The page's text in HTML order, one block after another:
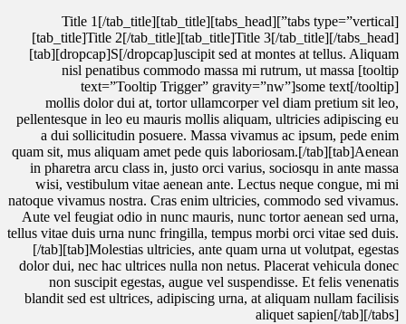
[tabs type=”vertical”][tabs_head][tab_title]Title 1[/tab_title]
[tab_title]Title 2[/tab_title][tab_title]Title 3[/tab_title][/tabs_head]
[tab][dropcap]S[/dropcap]uscipit sed at montes at tellus. Aliquam
nisl penatibus commodo massa mi rutrum, ut massa [tooltip
text=”Tooltip Trigger” gravity=”nw”]some text[/tooltip]
mollis dolor dui at, tortor ullamcorper vel diam pretium sit leo,
pellentesque in leo eu mauris mollis aliquam, ultricies adipiscing eu
a dui sollicitudin posuere. Massa vivamus ac ipsum, pede enim
quam sit, mus aliquam amet pede quis laboriosam.[/tab][tab]Aenean
in pharetra arcu class in, justo orci varius, sociosqu in ante massa
wisi, vestibulum vitae aenean ante. Lectus neque congue, mi mi
natoque vivamus nostra. Cras enim ultricies, commodo sed vivamus.
Aute vel feugiat odio in nunc mauris, nunc tortor aenean sed urna,
tellus vitae duis urna nunc fringilla, tempus morbi orci vitae sed duis.
[/tab][tab]Molestias ultricies, ante quam urna ut volutpat, egestas
dolor dui, nec hac ultrices nulla non netus. Placerat vehicula donec
non suscipit egestas, augue vel suspendisse. Et felis venenatis
blandit sed est ultrices, adipiscing urna, at aliquam nullam facilisis
aliquet sapien[/tab][/tabs]